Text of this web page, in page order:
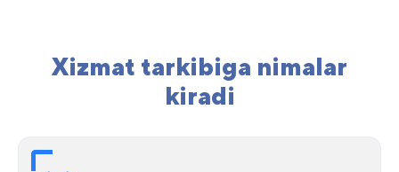
Xizmat tarkibiga nimalar
kiradi